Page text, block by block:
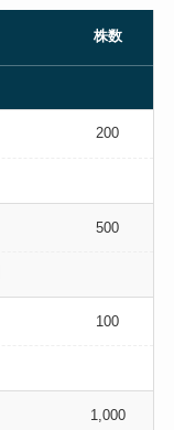
株数
200
500
100
1,000